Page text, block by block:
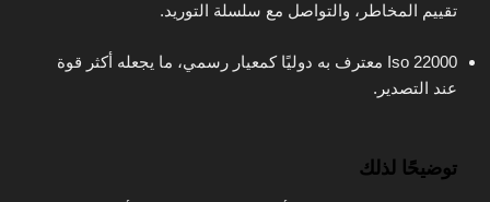
تقييم المخاطر، والتواصل مع سلسلة التوريد.
Iso 22000 معترف به دوليًا كمعيار رسمي، ما يجعله أكثر قوة
عند التصدير.
توضيحًا لذلك